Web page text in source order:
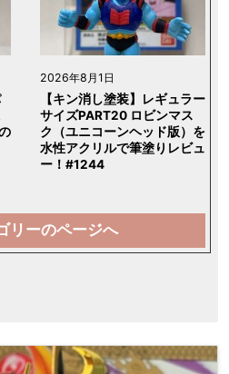
2026年8月1日
【キン消し塗装】レギュラー
サイズPART20 ロビンマス
ク（ユニコーンヘッド版）を
水性アクリルで筆塗りレビュ
ー！#1244
リーのページへ